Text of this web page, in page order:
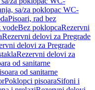
sa/za poklopac WC-
Pisoari, rad bez
vodeBez poklopcaRezervni
Rezervni delovi za Pregrade
delovi za Pregrade
Rezervni delovi za
od sanitarne
od sanitarne
Poklopci pisoaraSifoni i